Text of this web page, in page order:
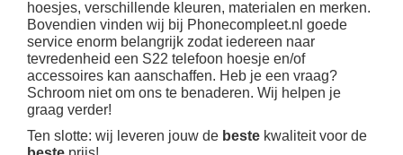
hoesjes, verschillende kleuren, materialen en merken.
Bovendien vinden wij bij Phonecompleet.nl goede
service enorm belangrijk zodat iedereen naar
tevredenheid een S22 telefoon hoesje en/of
accessoires kan aanschaffen. Heb je een vraag?
Schroom niet om ons te benaderen. Wij helpen je
graag verder!
Ten slotte: wij leveren jouw de beste kwaliteit voor de